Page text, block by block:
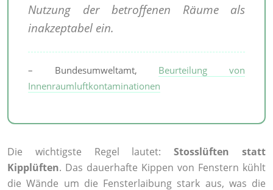
Nutzung der betroffenen Räume als
inakzeptabel ein.
– Bundesumweltamt, Beurteilung von
Innenraumluftkontaminationen
Die wichtigste Regel lautet:Stosslüften statt
Kipplüften. Das dauerhafte Kippen von Fenstern kühlt
die Wände um die Fensterlaibung stark aus, was die